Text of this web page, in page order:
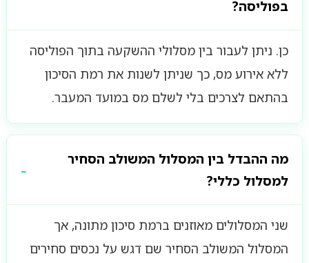
בפוליסה?
כן. ניתן לעבור בין מסלולי ההשקעה בתוך הפוליסה
ללא אירוע מס, כך שניתן לשנות את רמת הסיכון
בהתאם לצרכים בלי לשלם מס במועד המעבר.
מה ההבדל בין המסלול המשולב הסחיר
למסלול כללי?
שני המסלולים מאוזנים ברמת סיכון מתונה, אך
המסלול המשולב הסחיר שם דגש על נכסים סחירים